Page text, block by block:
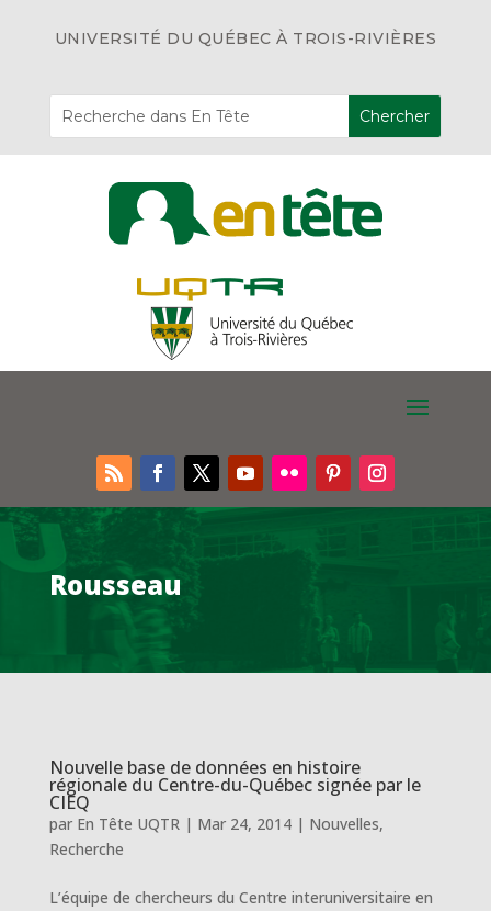
UNIVERSITÉ DU QUÉBEC À TROIS-RIVIÈRES
Rousseau
Nouvelle base de données en histoire
régionale du Centre-du-Québec signée par le
CIEQ
par En Tête UQTR| Mar 24, 2014| Nouvelles,
Recherche
L’équipe de chercheurs du Centre interuniversitaire en